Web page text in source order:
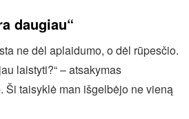
daugiau“
ne dėl aplaidumo, o dėl rūpesčio.
laistyti?“ – atsakymas
. Ši taisyklė man išgelbėjo ne vieną